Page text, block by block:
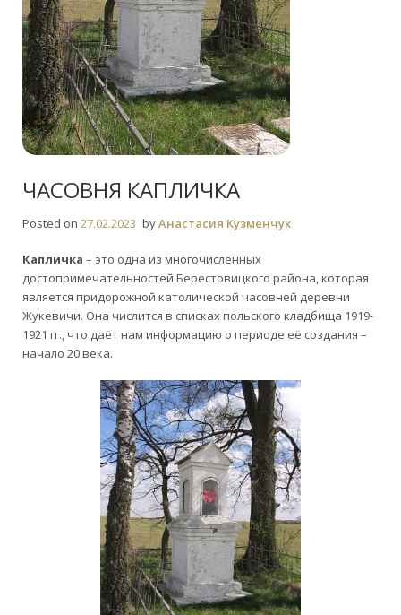
ЧАСОВНЯ КАПЛИЧКА
Posted on 27.02.2023 byАнастасия Кузменчук
Капличка – это одна из многочисленных
достопримечательностей Берестовицкого района, которая
является придорожной католической часовней деревни
Жукевичи. Она числится в списках польского кладбища 1919-
1921 гг., что даёт нам информацию о периоде её создания –
начало 20 века.